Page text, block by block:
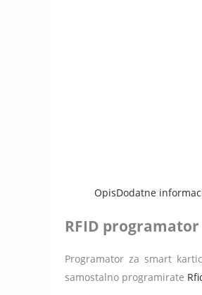
OpisDodatne
RFID
Programator za smart
samostalno programirate